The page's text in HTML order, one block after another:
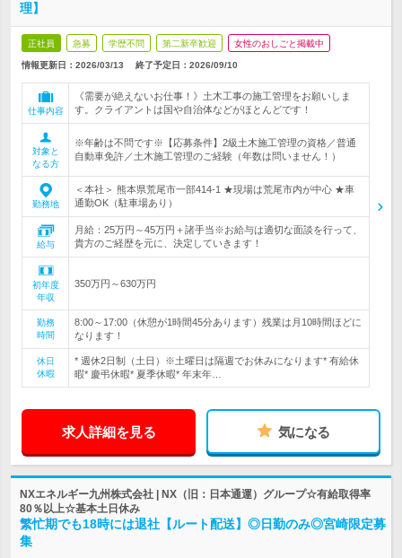
理】
正社員 急募 学歴不問 第二新卒歓迎 女性のおしごと掲載中
情報更新日：2026/03/13 終了予定日： 2026/09/10
仕事内容
《需要が絶えないお仕事！》土木工事の施工管理をお願いしま
す。クライアントは国や自治体などがほとんどです！
対象と
なる方
※年齢は不問です※【応募条件】2級土木施工管理の資格／普通
自動車免許／土木施工管理のご経験（年数は問いません！）
勤務地
＜本社＞ 熊本県荒尾市一部414-1 ★現場は荒尾市内が中心 ★車
通勤OK（駐車場あり）
給与
月給：25万円～45万円＋諸手当※お給与は適切な面談を行って、
貴方のご経歴を元に、決定していきます！
初年度
年収
350万円～630万円
勤務
時間
8:00～17:00（休憩が1時間45分あります）残業は月10時間ほどに
なります！
休日
休暇
* 週休2日制（土日）※土曜日は隔週でお休みになります* 有給休
暇* 慶弔休暇* 夏季休暇* 年末年…
求人詳細を見る 気になる
NXエネルギー九州株式会社 | NX（旧：日本通運）グループ☆有給取得率
80％以上☆基本土日休み
繁忙期でも18時には退社【ルート配送】◎日勤のみ◎宮崎限定募
集